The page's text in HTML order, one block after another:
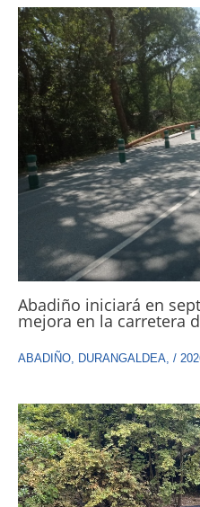
Abadiño iniciará en
mejora en la carretera
ABADIÑO DURANGALDEA /